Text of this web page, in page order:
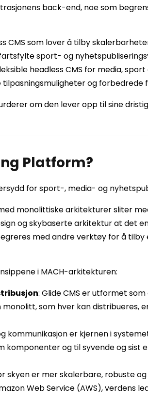
back-end, noe som
CMS som lover å tilby
sport- og
headless CMS for media,
og forbedrede
om den lever opp til sine
Platform?
for sport-, media- og
monolittiske arkitekturer sliter
og skybaserte arkitektur at det
med andre verktøy for å
i MACH-arkitekturen:
: Glide CMS er utformet
som hver kan distribueres,
kommunikasjon er kjernen i
komponenter og til syvende og sist
skyen er mer skalerbare, robuste
Web Service (AWS), verdens